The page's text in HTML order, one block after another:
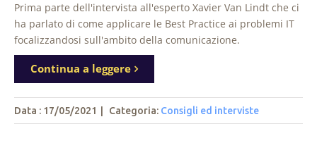
Prima parte dell'intervista all'esperto Xavier Van Lindt che ci
ha parlato di come applicare le Best Practice ai problemi IT
focalizzandosi sull'ambito della comunicazione.
Continua a leggere
Data : 17/05/2021 Categoria: Consigli ed interviste